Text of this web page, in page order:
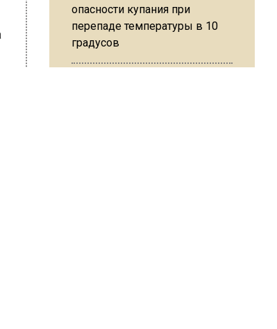
опасности купания при
перепаде температуры в 10
градусов